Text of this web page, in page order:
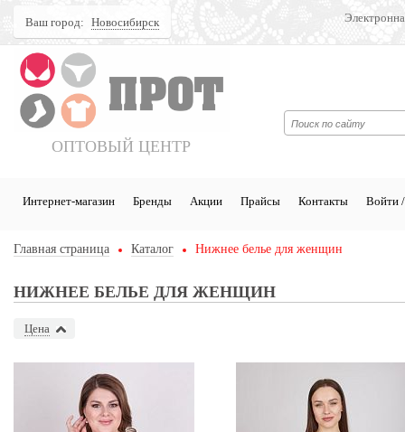
Ваш город: Новосибирск
ОПТОВЫЙ ЦЕНТР
Интернет-магазин Бренды Акции Прайсы Контакты Войти /
Главная страница Каталог Нижнее белье для женщин
НИЖНЕЕ БЕЛЬЕ ДЛЯ ЖЕНЩИН
Цена